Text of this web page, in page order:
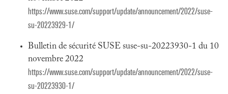
https://www.suse.com/support/update/announcement/2022/suse-
su-20223929-1/
Bulletin de sécurité SUSE suse-su-20223930-1 du 10
novembre 2022
https://www.suse.com/support/update/announcement/2022/suse-
su-20223930-1/